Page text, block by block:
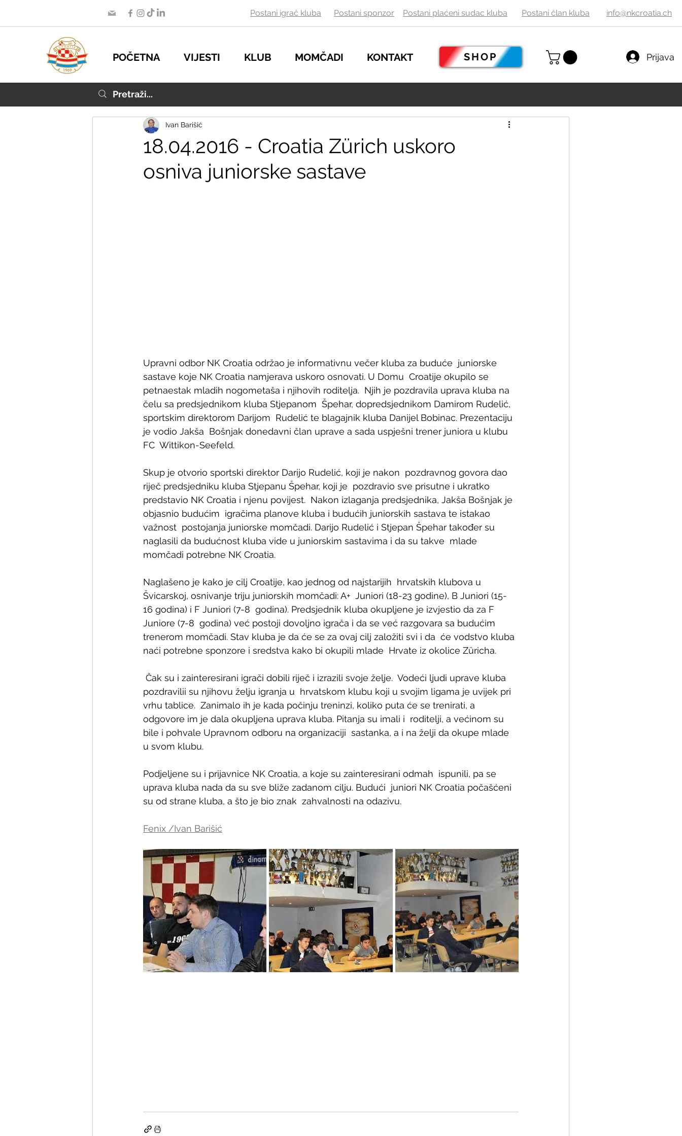
Postani igrač kluba Postani sponzor Postani plaćeni sudac kluba Postani član kluba info@nkcroatia.ch
POČETNA VIJESTI KLUB MOMČADI KONTAKT SHOP Prijava
18.04.2016 - Croatia Zürich uskoro
osniva juniorske sastave
Ivan Barišić
Upravni odbor NK Croatia održao je informativnu večer kluba za buduće  juniorske
sastave koje NK Croatia namjerava uskoro osnovati. U Domu  Croatije okupilo se
petnaestak mladih nogometaša i njihovih roditelja.  Njih je pozdravila uprava kluba na
čelu sa predsjednikom kluba Stjepanom  Špehar, dopredsjednikom Damirom Rudelić,
sportskim direktorom Darijom  Rudelić te blagajnik kluba Danijel Bobinac. Prezentaciju
je vodio Jakša  Bošnjak donedavni član uprave a sada uspješni trener juniora u klubu
FC  Wittikon-Seefeld.
Skup je otvorio sportski direktor Darijo Rudelić, koji je nakon  pozdravnog govora dao
riječ predsjedniku kluba Stjepanu Špehar, koji je  pozdravio sve prisutne i ukratko
predstavio NK Croatia i njenu povijest.  Nakon izlaganja predsjednika, Jakša Bošnjak je
objasnio budućim  igračima planove kluba i budućih juniorskih sastava te istakao
važnost  postojanja juniorske momčadi. Darijo Rudelić i Stjepan Špehar također su
naglasili da budućnost kluba vide u juniorskim sastavima i da su takve  mlade
momčadi potrebne NK Croatia.
Naglašeno je kako je cilj Croatije, kao jednog od najstarijih  hrvatskih klubova u
Švicarskoj, osnivanje triju juniorskih momčadi: A+  Juniori (18-23 godine), B Juniori (15-
16 godina) i F Juniori (7-8  godina). Predsjednik kluba okupljene je izvjestio da za F
Juniore (7-8  godina) već postoji dovoljno igrača i da se već razgovara sa budućim
trenerom momčadi. Stav kluba je da će se za ovaj cilj založiti svi i da  će vodstvo kluba
naći potrebne sponzore i sredstva kako bi okupili mlade  Hrvate iz okolice Züricha.
pozdravilii su njihovu želju igranja u  hrvatskom klubu koji u svojim ligama je uvijek pri
vrhu tablice.  Zanimalo ih je kada počinju treninzi, koliko puta će se trenirati, a
odgovore im je dala okupljena uprava kluba. Pitanja su imali i  roditelji, a većinom su
bile i pohvale Upravnom odboru na organizaciji  sastanka, a i na želji da okupe mlade
u svom klubu.
Podjeljene su i prijavnice NK Croatia, a koje su zainteresirani odmah  ispunili, pa se
uprava kluba nada da su sve bliže zadanom cilju. Budući  juniori NK Croatia počašćeni
su od strane kluba, a što je bio znak  zahvalnosti na odazivu.
Fenix /Ivan Barišić